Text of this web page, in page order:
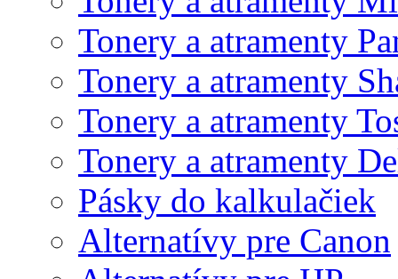
Tonery a atramenty
Tonery a atramenty
Tonery a atramenty
Tonery a atramenty
Pásky do kalkulačiek
Alternatívy pre Canon